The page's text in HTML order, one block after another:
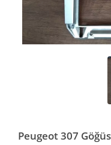
Peugeot 307